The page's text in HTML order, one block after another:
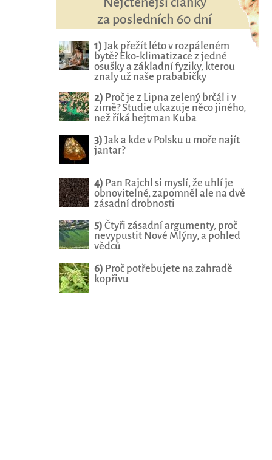
za posledních 60 dní
1) Jak přežít léto v rozpáleném
bytě? Eko-klimatizace z jedné
osušky a základní fyziky, kterou
znaly už naše prababičky
2) Proč je z Lipna zelený brčál i v
zimě? Studie ukazuje něco jiného,
než říká hejtman Kuba
3) Jak a kde v Polsku u moře najít
jantar?
4) Pan Rajchl si myslí, že uhlí je
obnovitelné, zapomněl ale na dvě
zásadní drobnosti
5) Čtyři zásadní argumenty, proč
nevypustit Nové Mlýny, a pohled
vědců
6) Proč potřebujete na zahradě
kopřivu